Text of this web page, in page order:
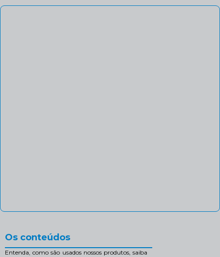
Os conteúdos
Entenda, como são usados nossos produtos, saiba